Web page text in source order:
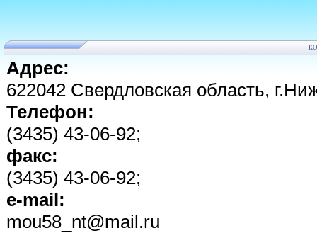
Адрес:
622042 Свердловская область,
Телефон:
(3435) 43-06-92;
факс:
(3435) 43-06-92;
e-mail:
mou58_nt@mail.ru